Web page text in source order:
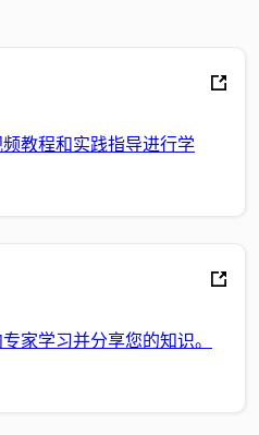
教程和实践指导进行学
家学习并分享您的知识。